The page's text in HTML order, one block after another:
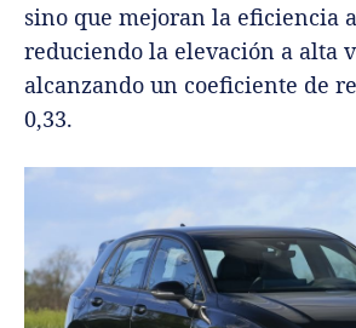
sino que mejoran la eficiencia
reduciendo la elevación a alta
alcanzando un coeficiente de
0,33.